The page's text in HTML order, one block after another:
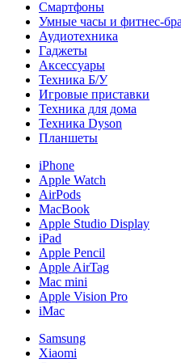
Смартфоны
Умные часы и фитнес-
Аудиотехника
Гаджеты
Аксессуары
Техника Б/У
Игровые приставки
Техника для дома
Техника Dyson
Планшеты
iPhone
Apple Watch
AirPods
MacBook
Apple Studio Display
iPad
Apple Pencil
Apple AirTag
Mac mini
Apple Vision Pro
iMac
Samsung
Xiaomi